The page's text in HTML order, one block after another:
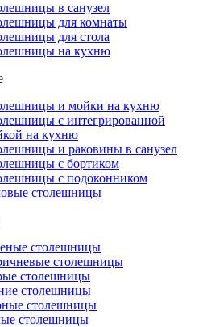
в санузел
для комнаты
для стола
на кухню
и мойки на кухню
с интегрированной
на кухню
и раковины в санузел
с бортиком
с подоконником
столешницы
столешницы
столешницы
столешницы
столешницы
столешницы
столешницы